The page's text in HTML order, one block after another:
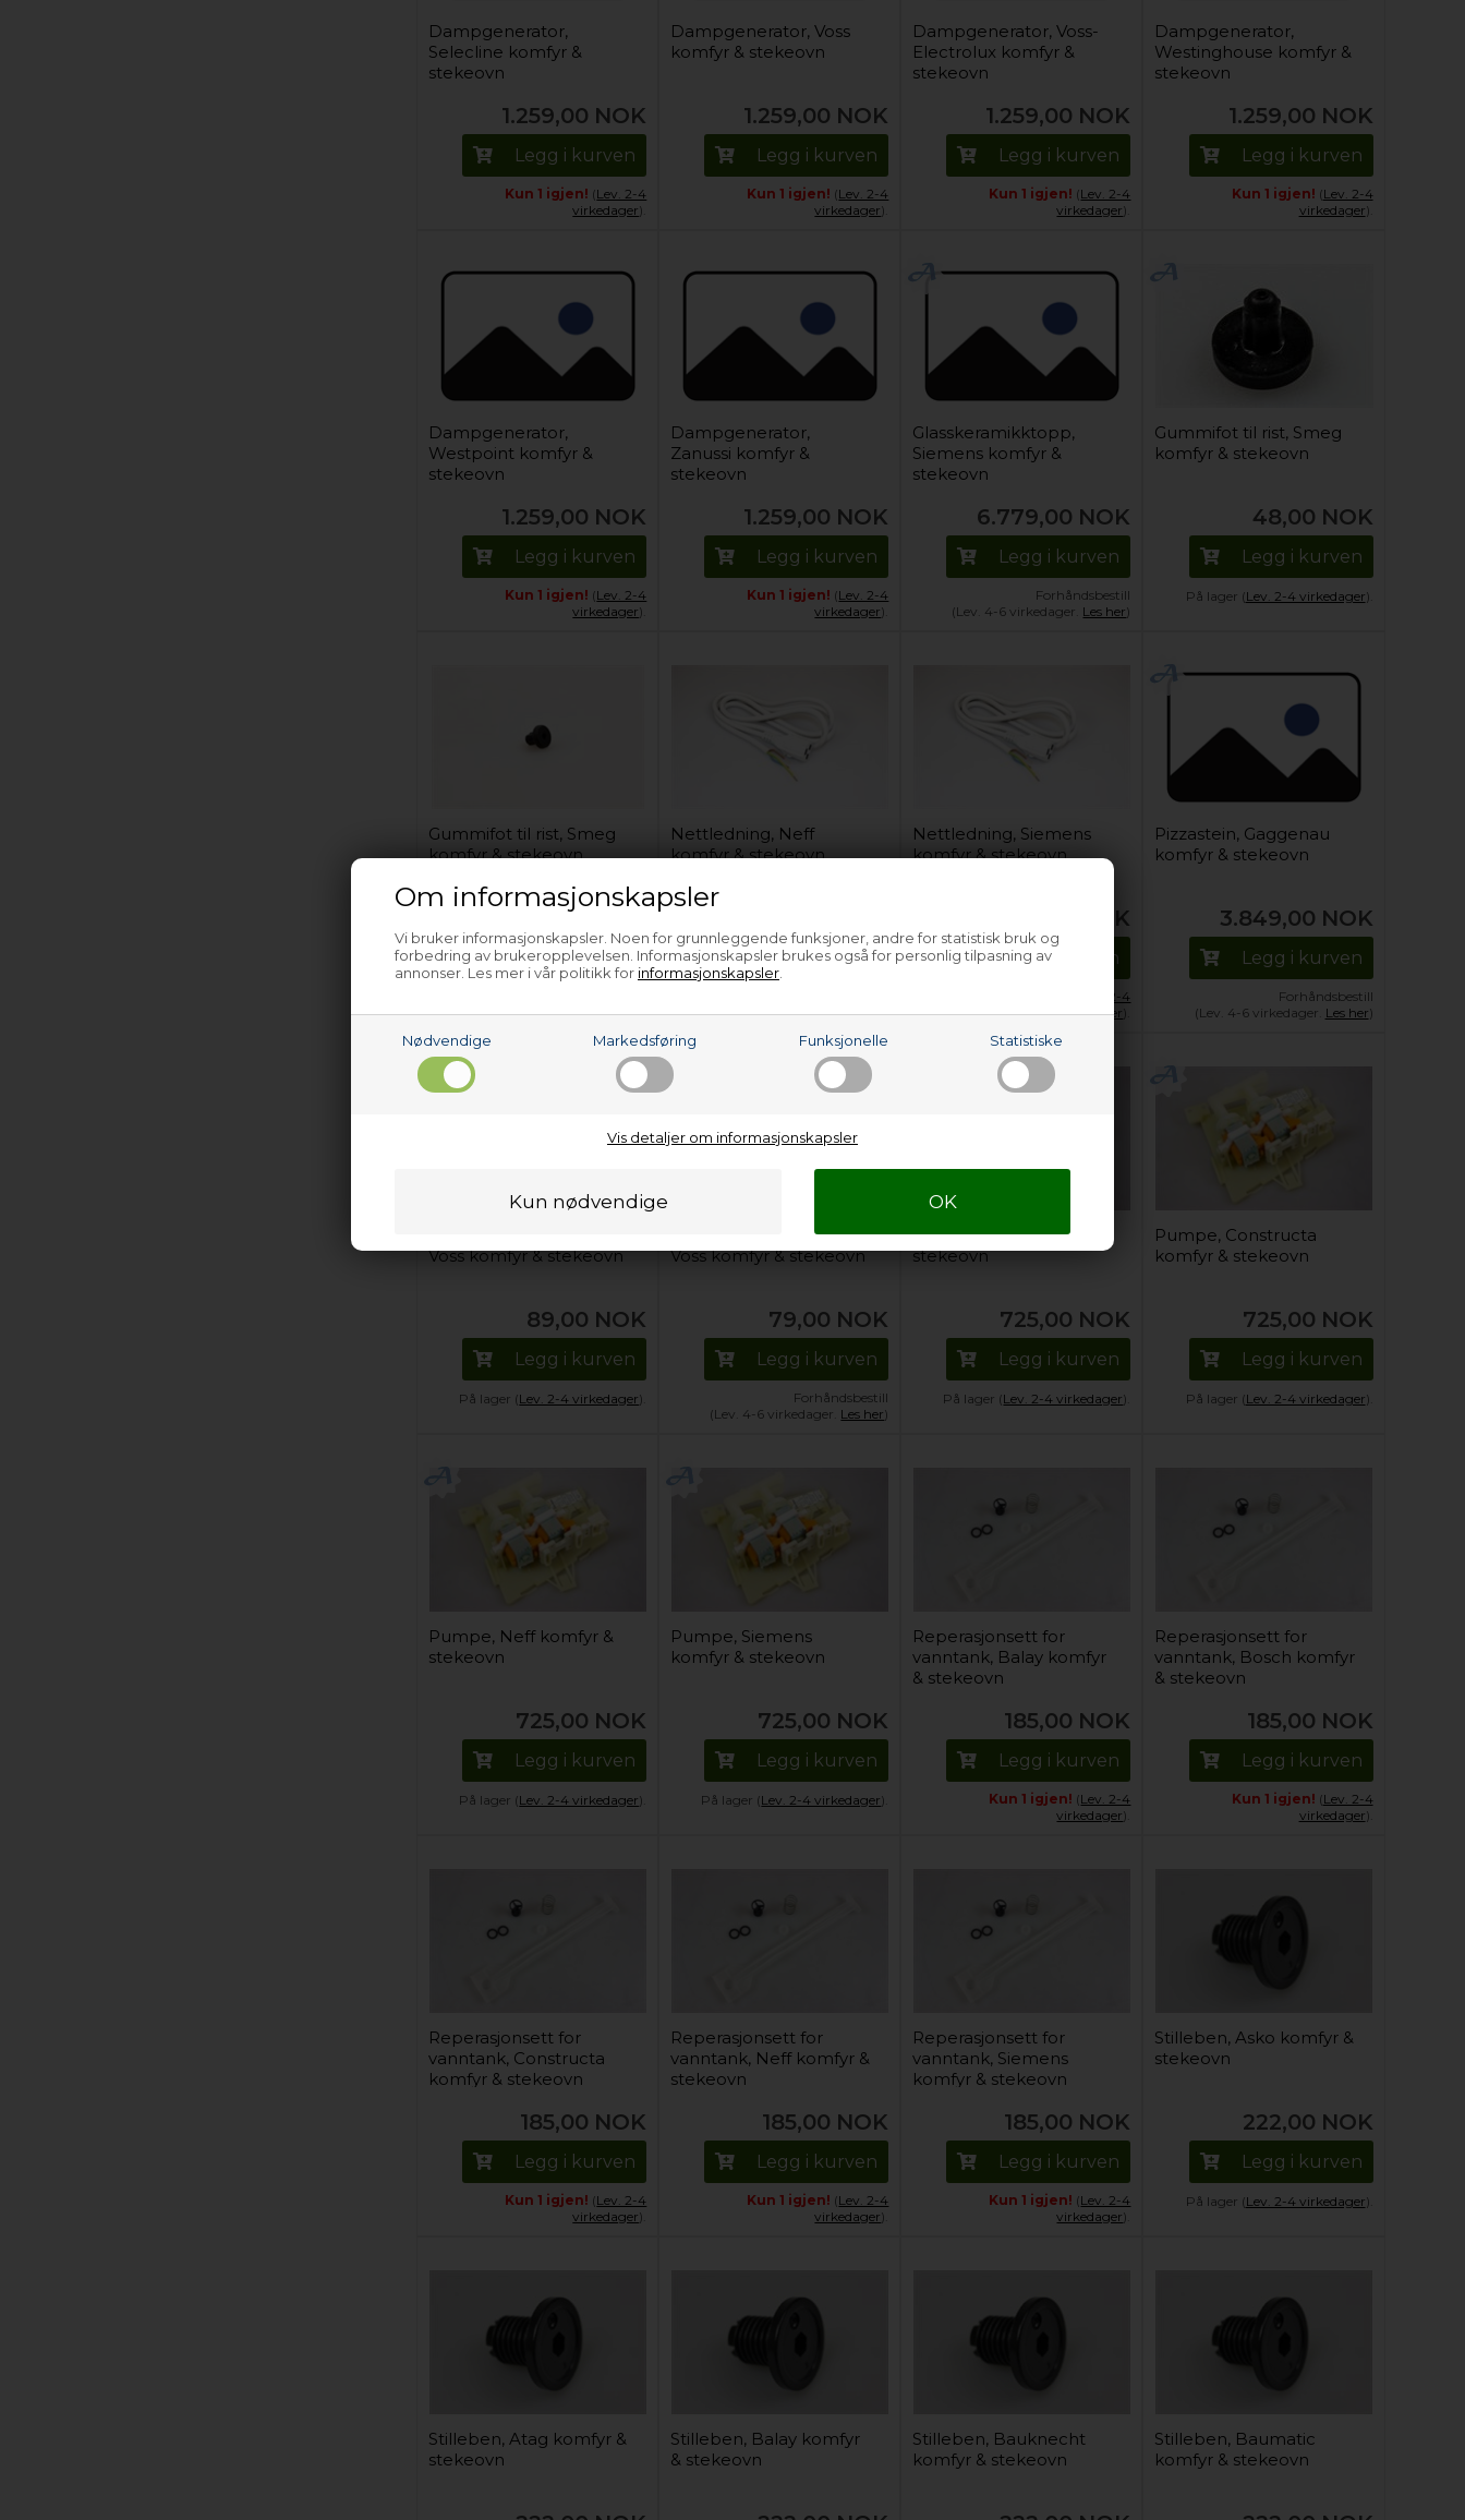
Om informasjonskapsler
Vi bruker informasjonskapsler. Noen for grunnleggende funksjoner, andre for statistisk bruk og
forbedring av brukeropplevelsen. Informasjonskapsler brukes også for personlig tilpasning av
annonser. Les mer i vår politikk for informasjonskapsler
Nødvendige Markedsføring Funksjonelle Statistiske
Vis detaljer om informasjonskapsler
Dampgenerator,
Selecline komfyr &
stekeovn
1.259,00 NOK
Legg i kurven
Kun 1 igjen! (Lev. 2-4
virkedager).
Dampgenerator, Voss
komfyr & stekeovn
1.259,00 NOK
Legg i kurven
Kun 1 igjen! (Lev. 2-4
virkedager).
Dampgenerator, Voss-
Electrolux komfyr &
stekeovn
1.259,00 NOK
Legg i kurven
Kun 1 igjen! (Lev. 2-4
virkedager).
Dampgenerator,
Westinghouse komfyr &
stekeovn
1.259,00 NOK
Legg i kurven
Kun 1 igjen! (Lev. 2-4
virkedager).
Dampgenerator,
Westpoint komfyr &
stekeovn
1.259,00 NOK
Legg i kurven
Kun 1 igjen! (Lev. 2-4
virkedager).
Dampgenerator,
Zanussi komfyr &
stekeovn
1.259,00 NOK
Legg i kurven
Kun 1 igjen! (Lev. 2-4
virkedager).
Glasskeramikktopp,
Siemens komfyr &
stekeovn
6.779,00 NOK
Legg i kurven
Forhåndsbestill
(Lev. 4-6 virkedager. Les her)
Gummifot til rist, Smeg
komfyr & stekeovn
48,00 NOK
Legg i kurven
På lager (Lev. 2-4 virkedager).
Gummifot til rist, Smeg
komfyr & stekeovn
129,00
Legg i kurven
(Lev. 4-6 virkedager.Les her)
Nettledning, Neff
komfyr & stekeovn
Legg i kurven
virkedager).
Nettledning, Siemens
komfyr & stekeovn
NOK
Legg i kurven
Lev. 2-4
virkedager ).
Pizzastein, Gaggenau
komfyr & stekeovn
3.849,00 NOK
Legg i kurven
Forhåndsbestill
(Lev. 4-6 virkedager. Les her)
Voss komfyr & stekeovn
89,00 NOK
Legg i kurven
På lager (Lev. 2-4 virkedager).
Plastskive til topp plate,
Voss komfyr & stekeovn
79,00 NOK
Legg i kurven
Forhåndsbestill
(Lev. 4-6 virkedager. Les her)
Pumpe, Bosch komfyr &
stekeovn
725,00 NOK
Legg i kurven
På lager (Lev. 2-4 virkedager).
Pumpe, Constructa
komfyr & stekeovn
725,00 NOK
Legg i kurven
På lager (Lev. 2-4 virkedager).
Pumpe, Neff komfyr &
stekeovn
725,00 NOK
Legg i kurven
På lager (Lev. 2-4 virkedager).
Pumpe, Siemens
komfyr & stekeovn
725,00 NOK
Legg i kurven
På lager (Lev. 2-4 virkedager).
Reperasjonsett for
vanntank, Balay komfyr
& stekeovn
185,00 NOK
Legg i kurven
Kun 1 igjen! (Lev. 2-4
virkedager).
Reperasjonsett for
vanntank, Bosch komfyr
& stekeovn
185,00 NOK
Legg i kurven
Kun 1 igjen! (Lev. 2-4
virkedager).
Reperasjonsett for
vanntank, Constructa
komfyr & stekeovn
185,00 NOK
Legg i kurven
Kun 1 igjen! (Lev. 2-4
virkedager).
Reperasjonsett for
vanntank, Neff komfyr &
stekeovn
185,00 NOK
Legg i kurven
Kun 1 igjen! (Lev. 2-4
virkedager).
Reperasjonsett for
vanntank, Siemens
komfyr & stekeovn
185,00 NOK
Legg i kurven
Kun 1 igjen! (Lev. 2-4
virkedager).
Stilleben, Asko komfyr &
stekeovn
222,00 NOK
Legg i kurven
På lager (Lev. 2-4 virkedager).
Stilleben, Atag komfyr &
stekeovn
Stilleben, Balay komfyr
& stekeovn
Stilleben, Bauknecht
komfyr & stekeovn
Stilleben, Baumatic
komfyr & stekeovn